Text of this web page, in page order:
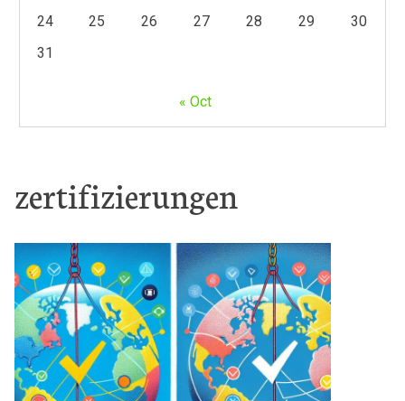
24
25 26 27 28 29
30
31
« Oct
zertifizierungen